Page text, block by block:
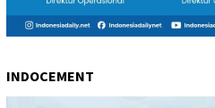
INDOCEMENT